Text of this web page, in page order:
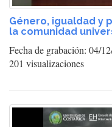
Género, igualdad y
la comunidad
Fecha de grabación: 04/
201 visualizaciones